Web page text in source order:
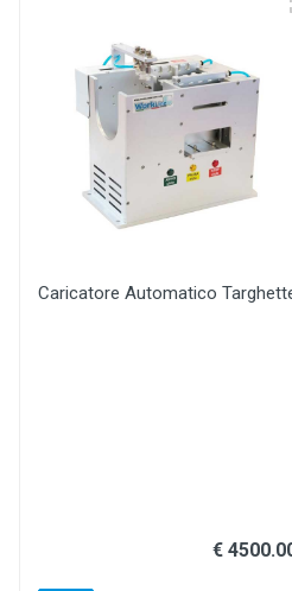
Caricatore Automatico
€